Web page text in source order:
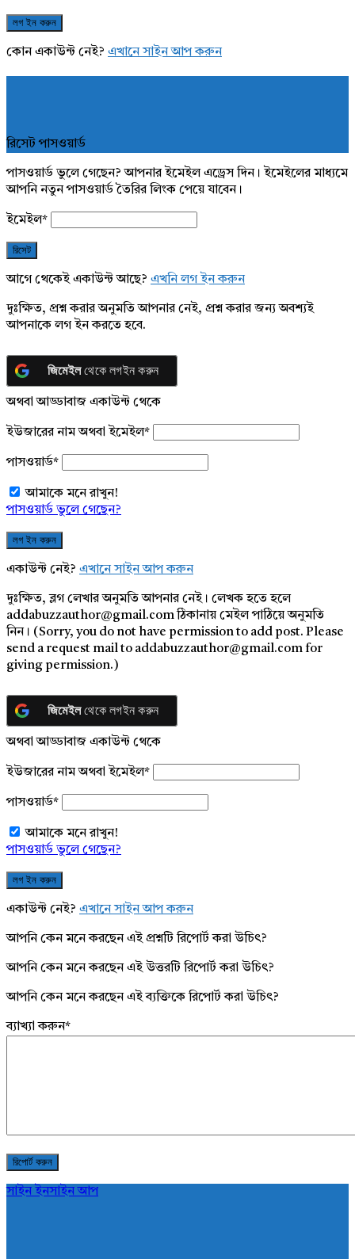
কোন একাউন্ট নেই? এখানে সাইন আপ করুন
রিসেট পাসওয়ার্ড
পাসওয়ার্ড ভুলে গেছেন? আপনার ইমেইল এড্রেস দিন। ইমেইলের মাধ্যমে
আপনি নতুন পাসওয়ার্ড তৈরির লিংক পেয়ে যাবেন।
ইমেইল*
আগে থেকেই একাউন্ট আছে? এখনি লগ ইন করুন
দুঃক্ষিত, প্রশ্ন করার অনুমতি আপনার নেই, প্রশ্ন করার জন্য অবশ্যই
আপনাকে লগ ইন করতে হবে.
জিমেইলথেকে লগইন করুন
অথবা আড্ডাবাজ একাউন্ট থেকে
ইউজারের নাম অথবা ইমেইল*
পাসওয়ার্ড*
আমাকে মনে রাখুন!
পাসওয়ার্ড ভুলে গেছেন?
একাউন্ট নেই? এখানে সাইন আপ করুন
দুঃক্ষিত, ব্লগ লেখার অনুমতি আপনার নেই। লেখক হতে হলে
addabuzzauthor@gmail.com ঠিকানায় মেইল পাঠিয়ে অনুমতি
নিন। (Sorry, you do not have permission to add post. Please
send a request mail to addabuzzauthor@gmail.com for
giving permission.)
জিমেইলথেকে লগইন করুন
অথবা আড্ডাবাজ একাউন্ট থেকে
ইউজারের নাম অথবা ইমেইল*
পাসওয়ার্ড*
আমাকে মনে রাখুন!
পাসওয়ার্ড ভুলে গেছেন?
একাউন্ট নেই? এখানে সাইন আপ করুন
আপনি কেন মনে করছেন এই প্রশ্নটি রিপোর্ট করা উচিৎ?
আপনি কেন মনে করছেন এই উত্তরটি রিপোর্ট করা উচিৎ?
আপনি কেন মনে করছেন এই ব্যক্তিকে রিপোর্ট করা উচিৎ?
ব্যাখ্যা করুন*
সাইন ইনসাইন আপ